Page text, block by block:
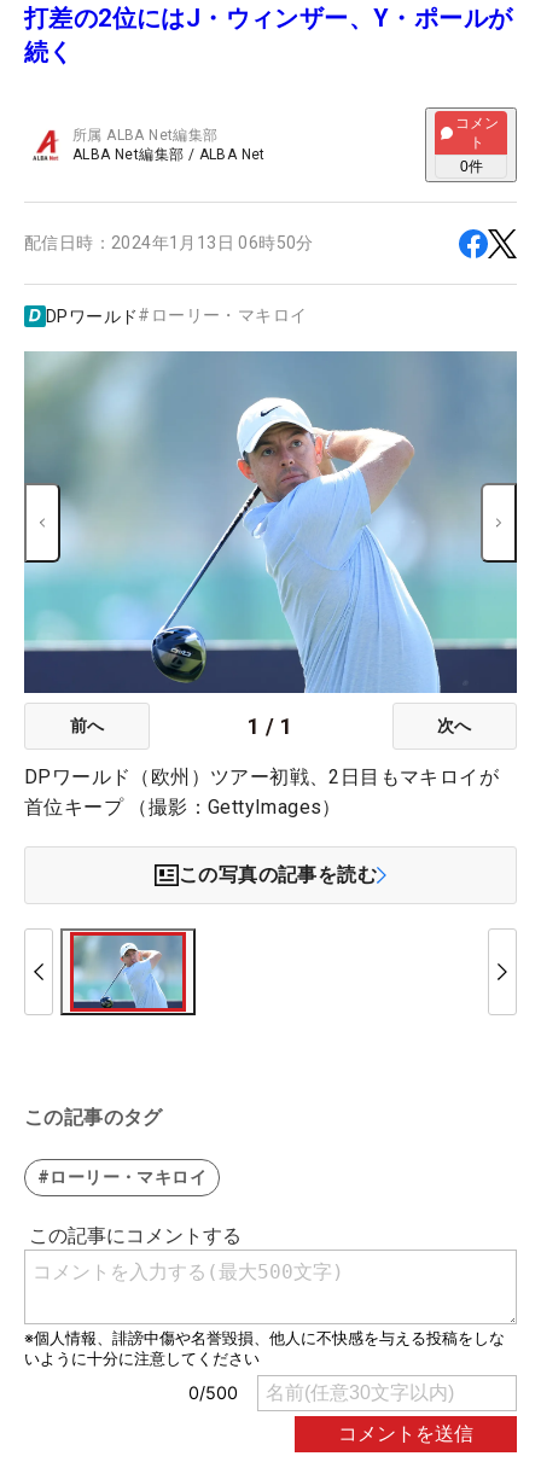
打差の2位にはJ・ウィンザー、Y・ポールが
続く
所属ALBA Net編集部
ALBA Net編集部 / ALBA Net
コメン
ト
0件
配信日時： 2024年1月13日 06時50分
DPワールド# ローリー・マキロイ
前へ 1 / 1 次へ
DPワールド（欧州）ツアー初戦、2日目もマキロイが
首位キープ （撮影：GettyImages）
この写真の記事を読む
この記事のタグ
#ローリー・マキロイ